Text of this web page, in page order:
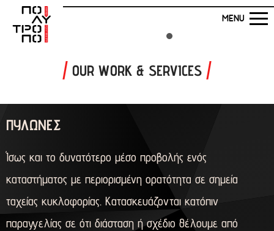
MENU
ΤΑ ΕΡΓΑ ΜΑΣ
ΕΠΙΚΟΙΝΩΝΙΑ
OUR WORK & SERVICES
ΠΥΛΩΝΕΣ
Ίσως και το δυνατότερο μέσο προβολής ενός
καταστήματος με περιορισμένη ορατότητα σε σημεία
ταχείας κυκλοφορίας. Κατασκευάζονται κατόπιν
παραγγελίας σε ότι διάσταση ή σχέδιο θέλουμε από